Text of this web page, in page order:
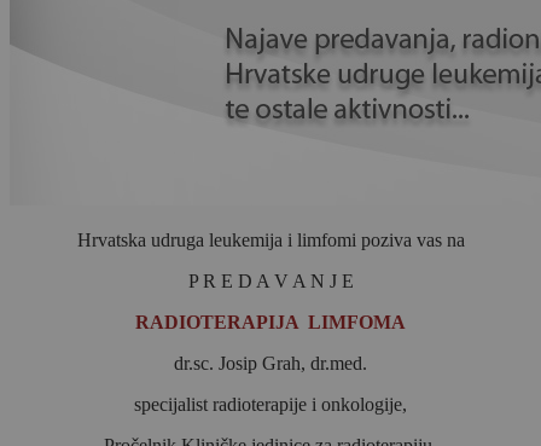
Hrvatska udruga leukemija i limfomi poziva vas na
P R E D A V A N J E
RADIOTERAPIJA LIMFOMA
dr.sc. Josip Grah, dr.med.
specijalist radioterapije i onkologije,